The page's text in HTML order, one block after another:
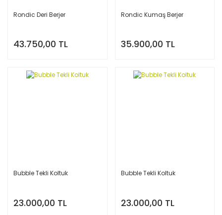
Rondic Deri Berjer
43.750,00 TL
Rondic Kumaş Berjer
35.900,00 TL
Bubble Tekli Koltuk
23.000,00 TL
Bubble Tekli Koltuk
23.000,00 TL